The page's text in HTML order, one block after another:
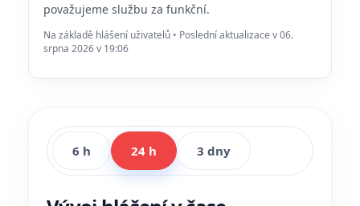
považujeme službu za funkční.
Na základě hlášení uživatelů • Poslední aktualizace v 06.
srpna 2026 v 19:06
6 h 24 h 3 dny